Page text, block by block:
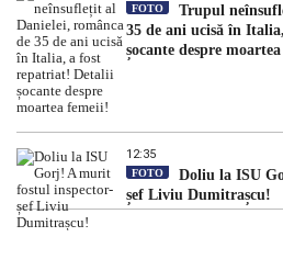
FOTO
Trupul
35 de ani ucisă în
șocante despre
12:35
FOTO
Doliu la ISU
șef Liviu Dumitrașcu!